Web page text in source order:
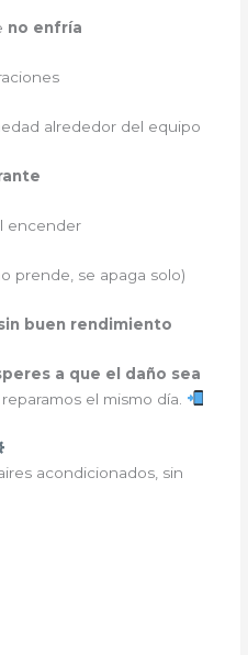
no enfría
alrededor del equipo
encender
prende, se apaga solo)
buen rendimiento
a que el daño sea
el mismo día.
acondicionados, sin